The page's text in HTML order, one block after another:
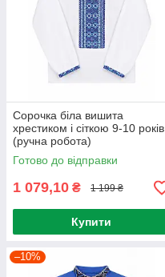
Сорочка біла вишита
хрестиком і сіткою 9-10 років
(ручна робота)
Готово до відправки
1 079,10 ₴ 1 199 ₴
Купити
–10%